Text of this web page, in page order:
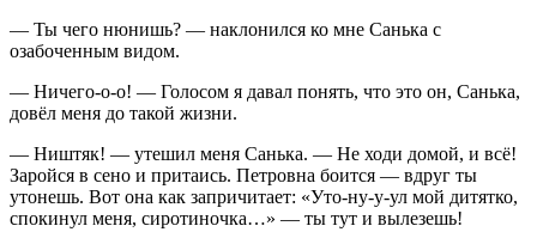
— Ты чего нюнишь? — наклонился ко мне Санька с
озабоченным видом.
— Ничего-о-о! — Голосом я давал понять, что это он, Санька,
довёл меня до такой жизни.
— Ништяк! — утешил меня Санька. — Не ходи домой, и всё!
Заройся в сено и притаись. Петровна боится — вдруг ты
утонешь. Вот она как запричитает: «Уто-ну-у-ул мой дитятко,
спокинул меня, сиротиночка…» — ты тут и вылезешь!